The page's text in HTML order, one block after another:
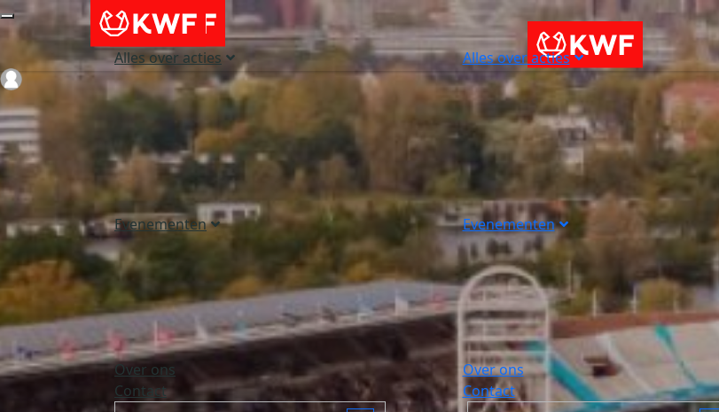
Alles over acties
Evenementen
Over ons
Contact
Alles over acties
Evenementen
Over ons
Contact
Login